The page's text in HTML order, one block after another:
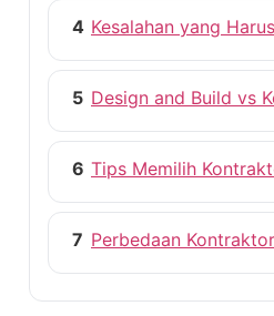
4 Kesalahan yang
5 Design and Build vs
6 Tips Memilih
7 Perbedaan